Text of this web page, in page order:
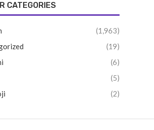
CATEGORIES
(1,963)
(19)
(6)
(5)
(2)